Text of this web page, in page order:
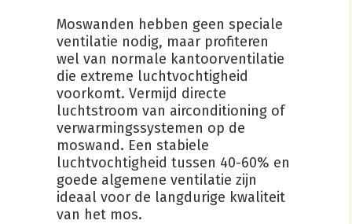
Moswanden hebben geen speciale
ventilatie nodig, maar profiteren
wel van normale kantoorventilatie
die extreme luchtvochtigheid
voorkomt. Vermijd directe
luchtstroom van airconditioning of
verwarmingssystemen op de
moswand. Een stabiele
luchtvochtigheid tussen 40-60% en
goede algemene ventilatie zijn
ideaal voor de langdurige kwaliteit
van het mos.